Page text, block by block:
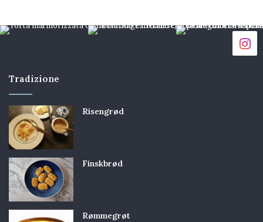
Tradizione
Risengrød
Finskbrød
Rømmegrøt